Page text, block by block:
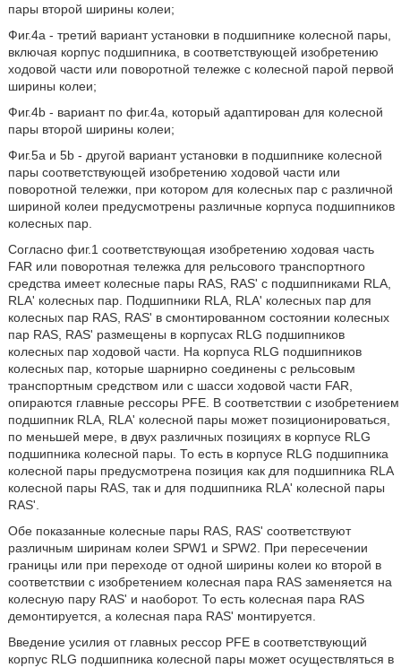
пары второй ширины колеи;
Фиг.4а - третий вариант установки в подшипнике колесной пары,
включая корпус подшипника, в соответствующей изобретению
ходовой части или поворотной тележке с колесной парой первой
ширины колеи;
Фиг.4b - вариант по фиг.4а, который адаптирован для колесной
пары второй ширины колеи;
Фиг.5а и 5b - другой вариант установки в подшипнике колесной
пары соответствующей изобретению ходовой части или
поворотной тележки, при котором для колесных пар с различной
шириной колеи предусмотрены различные корпуса подшипников
колесных пар.
Согласно фиг.1 соответствующая изобретению ходовая часть
FAR или поворотная тележка для рельсового транспортного
средства имеет колесные пары RAS, RAS' с подшипниками RLA,
RLA' колесных пар. Подшипники RLA, RLA' колесных пар для
колесных пар RAS, RAS' в смонтированном состоянии колесных
пар RAS, RAS' размещены в корпусах RLG подшипников
колесных пар ходовой части. На корпуса RLG подшипников
колесных пар, которые шарнирно соединены с рельсовым
транспортным средством или с шасси ходовой части FAR,
опираются главные рессоры PFE. В соответствии с изобретением
подшипник RLA, RLA' колесной пары может позиционироваться,
по меньшей мере, в двух различных позициях в корпусе RLG
подшипника колесной пары. То есть в корпусе RLG подшипника
колесной пары предусмотрена позиция как для подшипника RLA
колесной пары RAS, так и для подшипника RLA' колесной пары
RAS'.
Обе показанные колесные пары RAS, RAS' соответствуют
различным ширинам колеи SPW1 и SPW2. При пересечении
границы или при переходе от одной ширины колеи ко второй в
соответствии с изобретением колесная пара RAS заменяется на
колесную пару RAS' и наоборот. То есть колесная пара RAS
демонтируется, а колесная пара RAS' монтируется.
Введение усилия от главных рессор PFE в соответствующий
корпус RLG подшипника колесной пары может осуществляться в